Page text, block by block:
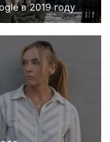
в 2019 году